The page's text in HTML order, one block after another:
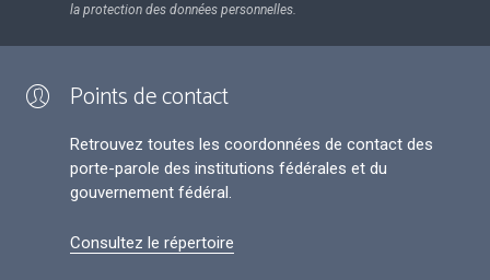
la protection des données personnelles.
Points de contact
Retrouvez toutes les coordonnées de contact des
porte-parole des institutions fédérales et du
gouvernement fédéral.
Consultez le répertoire